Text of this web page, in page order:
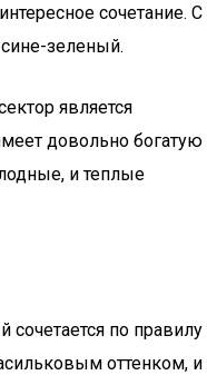
сочетание. С
зеленый.
является
довольно богатую
и теплые
по правилу
оттенком, и